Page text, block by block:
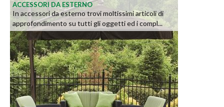
ACCESSORI DA ESTERNO
In accessori da esterno trovi moltissimi articoli di
approfondimento su tutti gli oggetti ed i compl...